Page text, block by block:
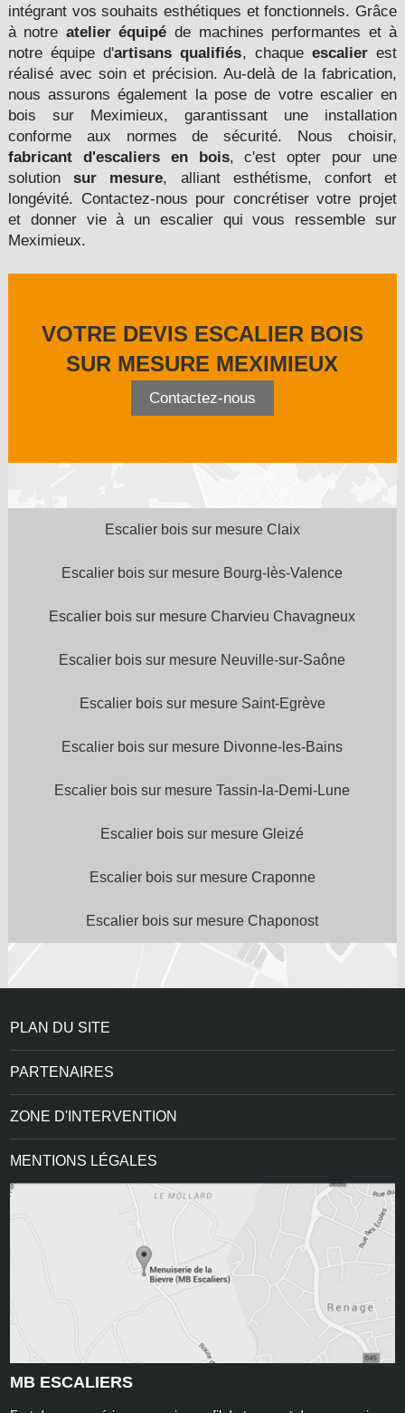
intégrant vos souhaits esthétiques et fonctionnels. Grâce
à notre atelier équipé de machines performantes et à
notre équipe d'artisans qualifiés, chaque escalierest
réalisé avec soin et précision. Au-delà de la fabrication,
nous assurons également la pose de votre escalier en
bois sur Meximieux, garantissant une installation
conforme aux normes de sécurité. Nous choisir,
fabricant d'escaliers en bois, c'est opter pour une
solutionsur mesure, alliant esthétisme, confort et
longévité. Contactez-nous pour concrétiser votre projet
et donner vie à un escalier qui vous ressemble sur
Meximieux.
VOTRE DEVIS ESCALIER BOIS
SUR MESURE MEXIMIEUX
Contactez-nous
Escalier bois sur mesure Claix
Escalier bois sur mesure Bourg-lès-Valence
Escalier bois sur mesure Charvieu Chavagneux
Escalier bois sur mesure Neuville-sur-Saône
Escalier bois sur mesure Saint-Egrève
Escalier bois sur mesure Divonne-les-Bains
Escalier bois sur mesure Tassin-la-Demi-Lune
Escalier bois sur mesure Gleizé
Escalier bois sur mesure Craponne
Escalier bois sur mesure Chaponost
PLAN DU SITE
PARTENAIRES
ZONE D'INTERVENTION
MENTIONS LÉGALES
MB ESCALIERS